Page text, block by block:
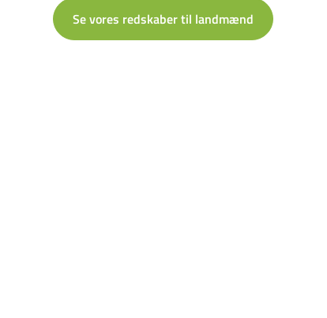
Se vores redskaber til landmænd